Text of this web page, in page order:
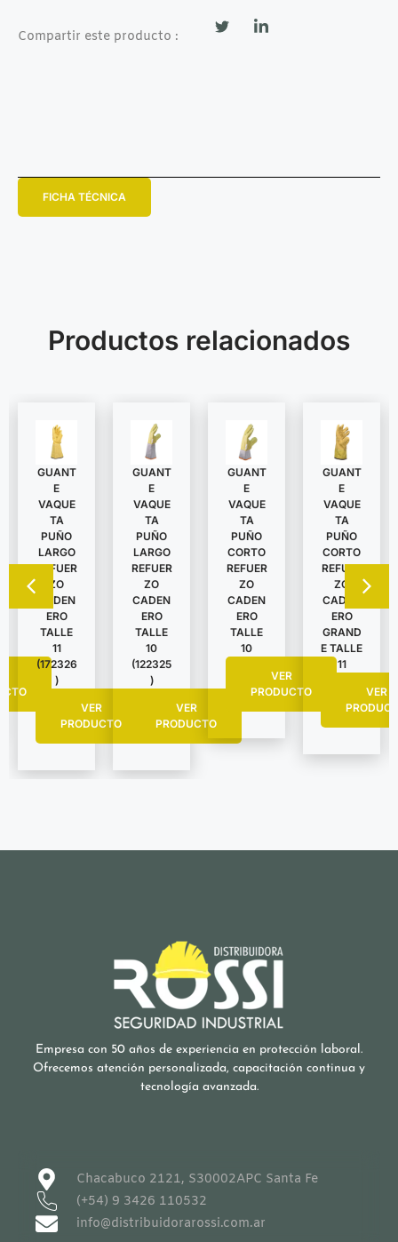
Compartir este producto :
FICHA TÉCNICA
Productos relacionados
GUANT
E
VAQUE
TA
PUÑO
LARGO
REFUER
ZO
CADEN
ERO
TALLE
11
(172326
)
VER
PRODUCTO
GUANT
E
VAQUE
TA
PUÑO
LARGO
REFUER
ZO
CADEN
ERO
TALLE
10
(122325
)
VER
PRODUCTO
GUANT
E
VAQUE
TA
PUÑO
CORTO
REFUER
ZO
CADEN
ERO
TALLE
10
VER
PRODUCTO
GUANT
E
VAQUE
TA
PUÑO
CORTO
REFUER
ZO
CADEN
ERO
GRAND
E TALLE
11
VER
Empresa con 50 años de experiencia en protección laboral.
Ofrecemos atención personalizada, capacitación continua y
tecnología avanzada.
Chacabuco 2121, S30002APC Santa Fe
(+54) 9 3426 110532
info@distribuidorarossi.com.ar